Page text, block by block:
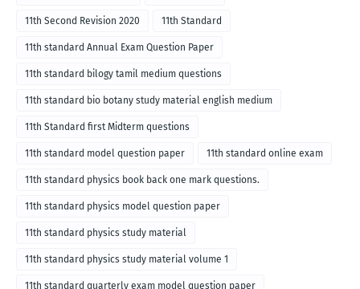
11th Second Revision 2020 11th Standard
11th standard Annual Exam Question Paper
11th standard bilogy tamil medium questions
11th standard bio botany study material english medium
11th Standard first Midterm questions
11th standard model question paper 11th standard online exam
11th standard physics book back one mark questions.
11th standard physics model question paper
11th standard physics study material
11th standard physics study material volume 1
11th standard quarterly exam model question paper